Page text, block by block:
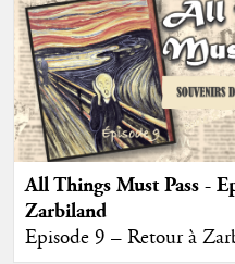
All Things Must Pass -
Zarbiland
Episode 9 – Retour à